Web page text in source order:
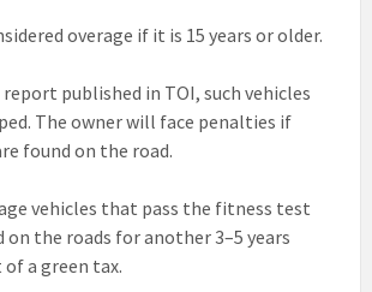
overage if it is 15 years or older.
published in TOI, such vehicles
The owner will face penalties if
found on the road.
vehicles that pass the fitness test
the roads for another 3–5 years
a green tax.